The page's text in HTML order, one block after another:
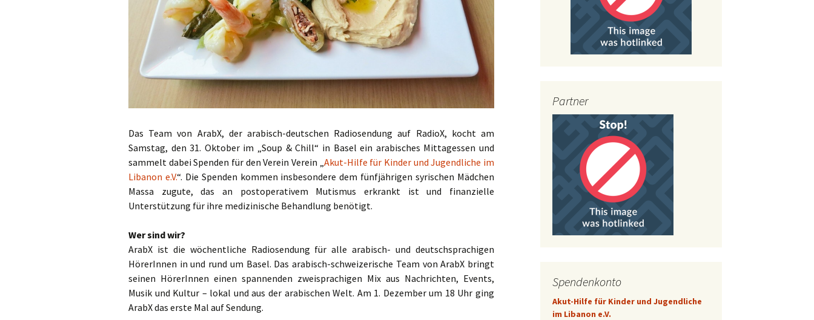
Das Team von ArabX, der arabisch-deutschen Radiosendung auf RadioX, kocht am
Samstag, den 31. Oktober im „Soup & Chill“ in Basel ein arabisches Mittagessen und
sammelt dabei Spenden für den Verein Verein „Akut-Hilfe für Kinder und Jugendliche im
Libanon e.V.“. Die Spenden kommen insbesondere dem fünfjährigen syrischen Mädchen
Massa zugute, das an postoperativem Mutismus erkrankt ist und finanzielle
Unterstützung für ihre medizinische Behandlung benötigt.
Wer sind wir?
ArabX ist die wöchentliche Radiosendung für alle arabisch- und deutschsprachigen
HörerInnen in und rund um Basel. Das arabisch-schweizerische Team von ArabX bringt
seinen HörerInnen einen spannenden zweisprachigen Mix aus Nachrichten, Events,
Musik und Kultur – lokal und aus der arabischen Welt. Am 1. Dezember um 18 Uhr ging
ArabX das erste Mal auf Sendung.
Partner
Spendenkonto
Akut-Hilfe für Kinder und Jugendliche
im Libanon e.V.